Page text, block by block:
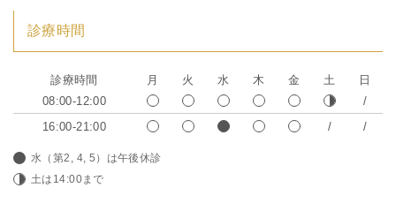
診療時間
診療時間 月 火 水 木 金 土
日
08:00-12:00
16:00-21:00
水（第2, 4, 5）は午後休診
土は14:00まで